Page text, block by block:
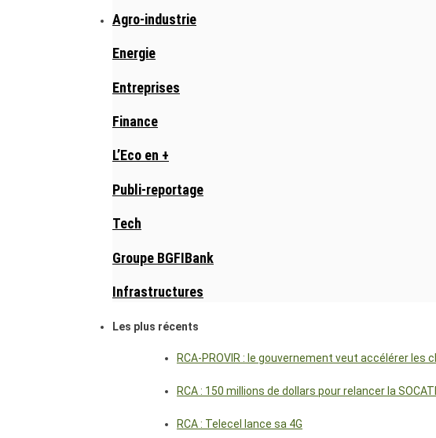
Agro-industrie
Energie
Entreprises
Finance
L’Eco en +
Publi-reportage
Tech
Groupe BGFIBank
Infrastructures
Les plus récents
RCA-PROVIR : le gouvernement veut accélérer les
RCA : 150 millions de dollars pour relancer la
RCA : Telecel lance sa 4G